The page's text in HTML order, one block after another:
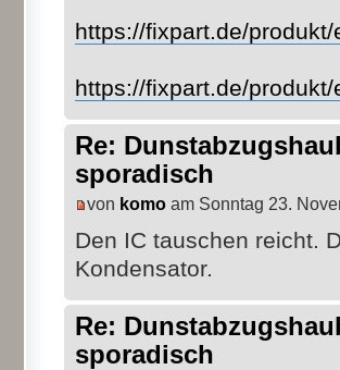
https://fixpart.de/
https://fixpart.de/
Re:
sporadisch
von komo am Sonntag 23.
Den IC tauschen reicht.
Kondensator.
Re:
sporadisch